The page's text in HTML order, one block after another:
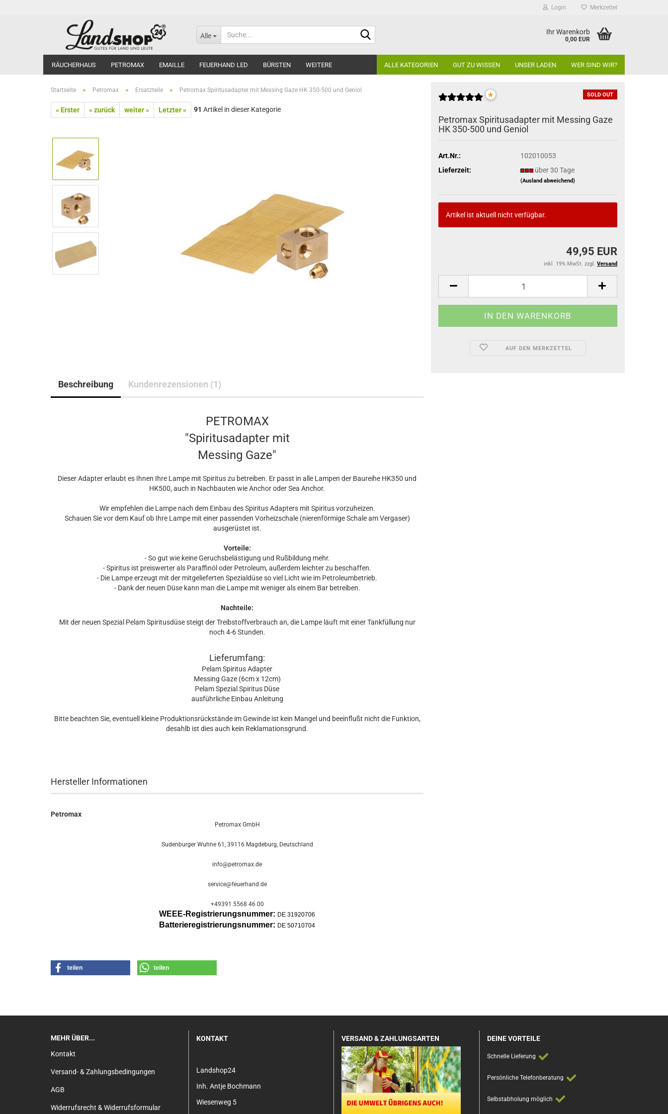
Login Merkzettel
Alle Ihr Warenkorb
0,00 EUR
RÄUCHERHAUS PETROMAX EMAILLE FEUERHAND LED BÜRSTEN ALLE KATEGORIEN GUT ZU WISSEN UNSER LADEN WER SIND WIR?
WEITERE
Startseite » Petromax » Ersatzteile » Petromax Spiritusadapter mit Messing Gaze HK 350-500 und Geniol
« Erster « zurück weiter » Letzter » 91 Artikel in dieser Kategorie
SOLD OUT
*
Petromax Spiritusadapter mit Messing Gaze
HK 350-500 und Geniol
Art.Nr.:
102010053
Lieferzeit:
über 30 Tage
(Ausland abweichend)
Artikel ist aktuell nicht verfügbar.
49,95 EUR
inkl. 19% MwSt. zzgl. Versand
AUF DEN MERKZETTEL
Beschreibung Kundenrezensionen (1)
PETROMAX
"Spiritusadapter mit
Messing Gaze"
Dieser Adapter erlaubt es Ihnen Ihre Lampe mit Spiritus zu betreiben. Er passt in alle Lampen der Baureihe HK350 und
HK500, auch in Nachbauten wie Anchor oder Sea Anchor.
Wir empfehlen die Lampe nach dem Einbau des Spiritus Adapters mit Spiritus vorzuheizen.
Schauen Sie vor dem Kauf ob Ihre Lampe mit einer passenden Vorheizschale (nierenförmige Schale am Vergaser)
ausgerüstet ist.
Vorteile:
- So gut wie keine Geruchsbelästigung und Rußbildung mehr.
- Spiritus ist preiswerter als Paraffinöl oder Petroleum, außerdem leichter zu beschaffen.
- Die Lampe erzeugt mit der mitgelieferten Spezialdüse so viel Licht wie im Petroleumbetrieb.
- Dank der neuen Düse kann man die Lampe mit weniger als einem Bar betreiben.
Nachteile:
Mit der neuen Spezial Pelam Spiritusdüse steigt der Treibstoffverbrauch an, die Lampe läuft mit einer Tankfüllung nur
noch 4-6 Stunden.
Lieferumfang:
Pelam Spiritus Adapter
Messing Gaze (6cm x 12cm)
Pelam Spezial Spiritus Düse
ausführliche Einbau Anleitung
Bitte beachten Sie, eventuell kleine Produktionsrückstände im Gewinde ist kein Mangel und beeinflußt nicht die Funktion,
desahlb ist dies auch kein Reklamationsgrund.
Hersteller Informationen
Petromax
Petromax GmbH
Sudenburger Wuhne 61, 39116 Magdeburg, Deutschland
info@petromax.de
service@feuerhand.de
+49391 5568 46 00
WEEE-Registrierungsnummer: DE 31920706
Batterieregistrierungsnummer: DE 50710704
teilen teilen
MEHR ÜBER...
Kontakt
Versand- & Zahlungsbedingungen
AGB
Widerrufsrecht & Widerrufsformular
KONTAKT
Landshop24
Inh. Antje Bochmann
Wiesenweg 5
VERSAND & ZAHLUNGSARTEN DEINE VORTEILE
Schnelle Lieferung
Persönliche Telefonberatung
Selbstabholung möglich